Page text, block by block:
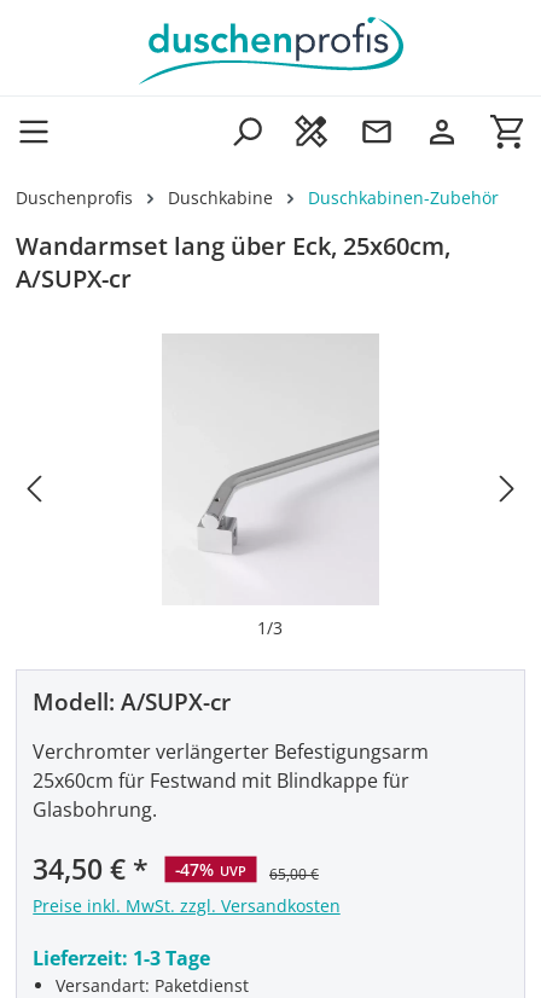
Zum Hauptinhalt springen
Duschenprofis Duschkabine Duschkabinen-Zubehör
Wandarmset lang über Eck, 25x60cm,
A/SUPX-cr
1/3
Modell: A/SUPX-cr
Verkaufspreis:
34,50 € -47% UVP 65,00 €
Preise inkl. MwSt. zzgl. Versandkosten
Lieferzeit: 1-3 Tage
Versandart: Paketdienst
Verchromter verlängerter Befestigungsarm
25x60cm für Festwand mit Blindkappe für
Glasbohrung.